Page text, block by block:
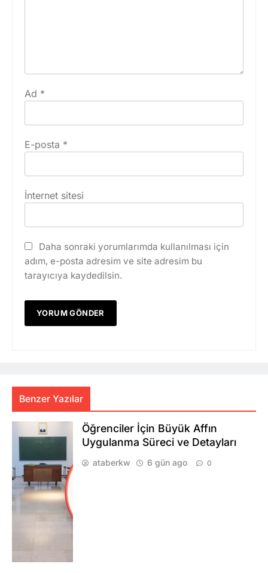
Ad *
E-posta *
İnternet sitesi
Daha sonraki yorumlarımda kullanılması için
adım, e-posta adresim ve site adresim bu
tarayıcıya kaydedilsin.
Benzer Yazılar
Öğrenciler İçin Büyük Affın
Uygulanma Süreci ve Detayları
ataberkw 6 gün ago 0